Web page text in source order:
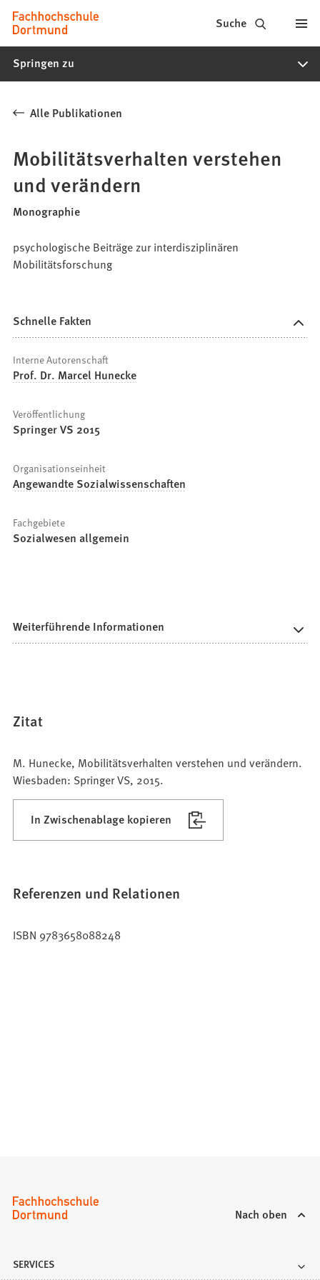
Inhalt anspringen
Fachhochschule
Dortmund
-
Studiengänge,
Bewerbung
Suche
Springen zu
Alle Publikationen
Mobilitätsverhalten verstehen
und verändern
Monographie
psychologische Beiträge zur interdisziplinären
Mobilitätsforschung
Schnelle Fakten
Interne Autorenschaft
Prof. Dr. Marcel Hunecke
Veröffentlichung
Springer VS 2015
Organisationseinheit
Angewandte Sozialwissenschaften
Fachgebiete
Sozialwesen allgemein
Weiterführende Informationen
Zitat
M. Hunecke, Mobilitätsverhalten verstehen und verändern.
Wiesbaden: Springer VS, 2015.
In Zwischenablage kopieren
Referenzen und Relationen
ISBN 9783658088248
Nach oben
SERVICES